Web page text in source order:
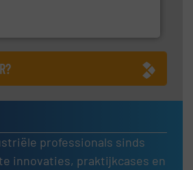
professionals sinds
innovaties, praktijkcases en